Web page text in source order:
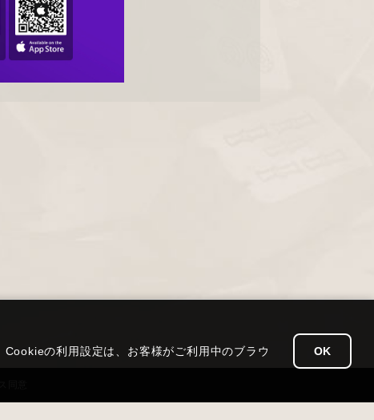
Cookieの利用設定は、お客様がご利用中のブラウ
OK